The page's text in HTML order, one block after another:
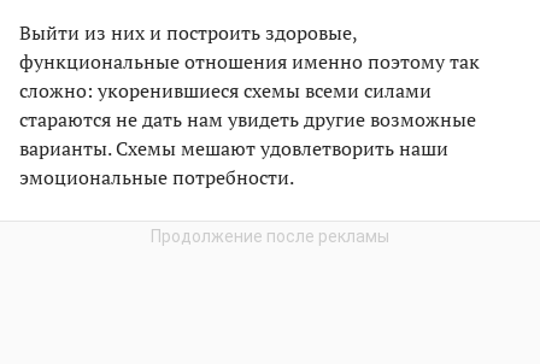
Выйти из них и построить здоровые,
функциональные отношения именно поэтому так
сложно: укоренившиеся схемы всеми силами
стараются не дать нам увидеть другие возможные
варианты. Схемы мешают удовлетворить наши
эмоциональные потребности.